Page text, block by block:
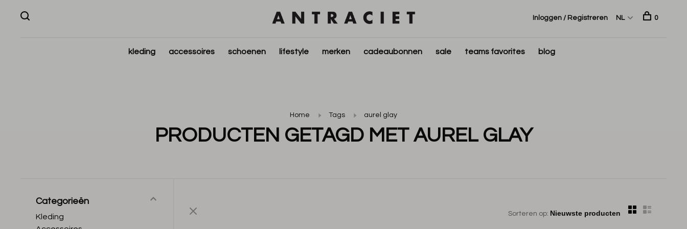
kleding accessoires schoenen lifestyle merken cadeaubonnen sale teams favorites blog
Inloggen / Registreren NL 0
Home Tags aurel glay
PRODUCTEN GETAGD MET AUREL GLAY
Categorieën
Kleding
Sorteren op: